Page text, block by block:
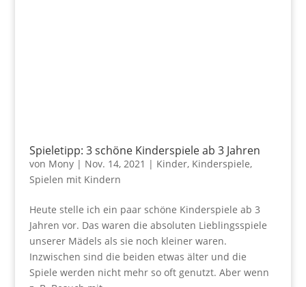
Spieletipp: 3 schöne Kinderspiele ab 3 Jahren
von Mony| Nov. 14, 2021 | Kinder, Kinderspiele,
Spielen mit Kindern
Heute stelle ich ein paar schöne Kinderspiele ab 3
Jahren vor. Das waren die absoluten Lieblingsspiele
unserer Mädels als sie noch kleiner waren.
Inzwischen sind die beiden etwas älter und die
Spiele werden nicht mehr so oft genutzt. Aber wenn